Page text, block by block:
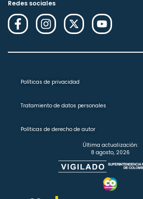
Redes sociales
Políticas de privacidad
Tratamiento de datos personales
Políticas de derecho de autor
Última actualización:
8 agosto, 2026